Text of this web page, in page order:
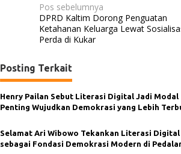
N
a
v
i
g
a
s
i
p
Pos sebelumnya
DPRD Kaltim Dorong Penguatan
Ketahanan Keluarga Lewat
Perda di Kukar
Posting Terkait
Henry Pailan Sebut Literasi Digital Jadi Modal
Penting Wujudkan Demokrasi yang Lebih
Selamat Ari Wibowo Tekankan Literasi Digital
sebagai Fondasi Demokrasi Modern di